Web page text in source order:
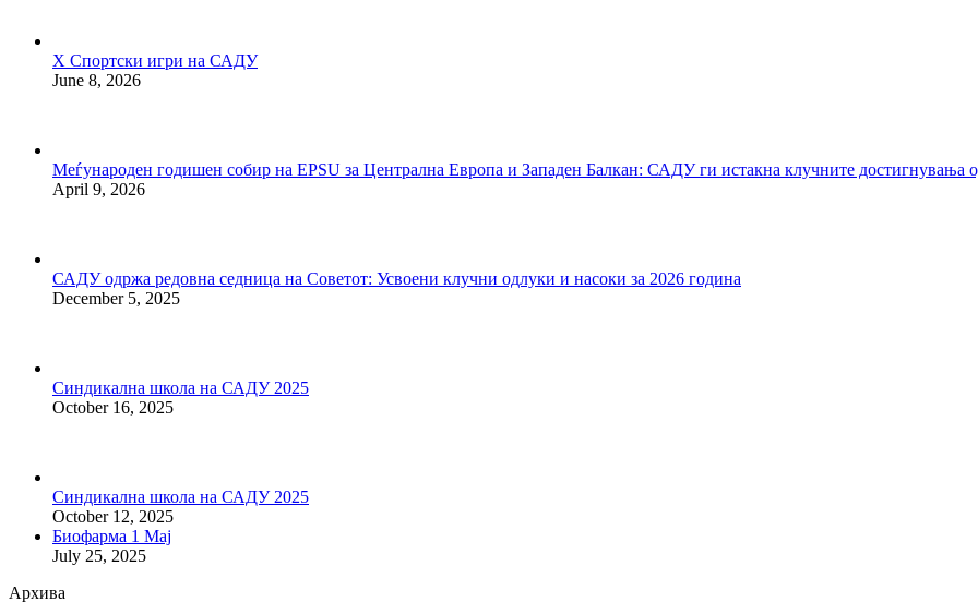
X Спортски игри на САДУ
June 8, 2026
Меѓународен годишен собир на EPSU за Централна Европа и Западен Балкан: САДУ ги истакна клучните достигнувања
April 9, 2026
САДУ одржа редовна седница на Советот: Усвоени клучни одлуки и насоки за 2026 година
December 5, 2025
Синдикална школа на САДУ 2025
October 16, 2025
Синдикална школа на САДУ 2025
October 12, 2025
Биофарма 1 Мај
July 25, 2025
Архива